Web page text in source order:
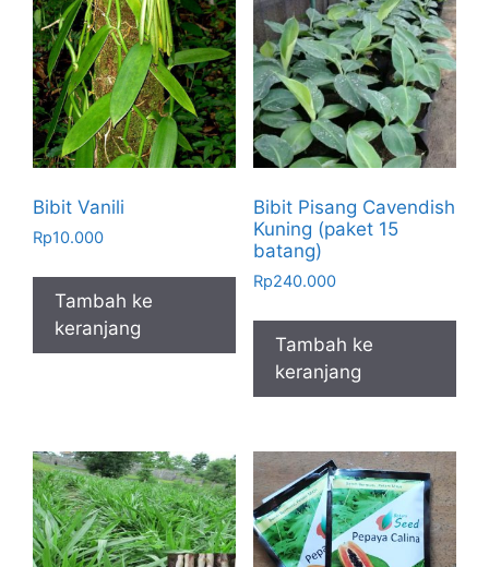
Bibit Vanili
Rp10.000
Tambah ke
keranjang
Bibit Pisang Cavendish
Kuning (paket 15
batang)
Rp240.000
Tambah ke
keranjang